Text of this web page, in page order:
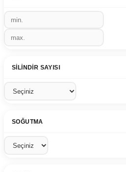
SILINDIR SAYISI
SOĞUTMA